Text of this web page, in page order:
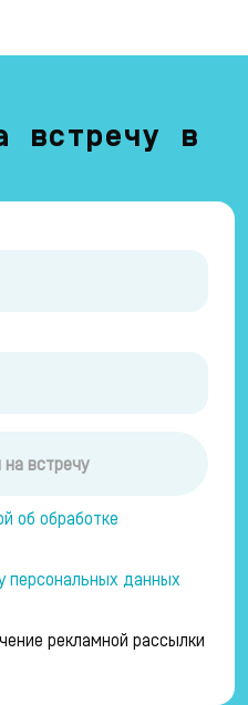
встречу в
встречу
об обработке
персональных данных
рекламной рассылки